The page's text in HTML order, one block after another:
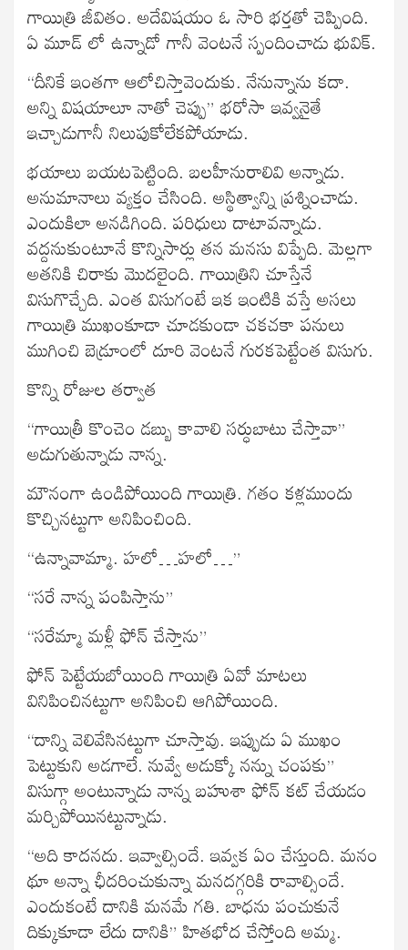
గాయిత్రి జీవితం. అదేవిషయం ఓ సారి భర్తతో చెప్పింది.
ఏ మూడ్ లో ఉన్నాడో గానీ వెంటనే స్పందించాడు భువిక్.
“దీనికే ఇంతగా ఆలోచిస్తావెందుకు. నేనున్నాను కదా.
అన్ని విషయాలూ నాతో చెప్పు” భరోసా ఇవ్వనైతే
ఇచ్చాడుగానీ నిలుపుకోలేకపోయాడు.
భయాలు బయటపెట్టింది. బలహీనురాలివి అన్నాడు.
అనుమానాలు వ్యక్తం చేసింది. అస్థిత్వాన్ని ప్రశ్నించాడు.
ఎందుకిలా అనడిగింది. పరిధులు దాటావన్నాడు.
వద్దనుకుంటూనే కొన్నిసార్లు తన మనసు విప్పేది. మెల్లగా
అతనికి చిరాకు మొదలైంది. గాయిత్రిని చూస్తేనే
విసుగొచ్చేది. ఎంత విసుగంటే ఇక ఇంటికి వస్తే అసలు
గాయిత్రి ముఖంకూడా చూడకుండా చకచకా పనులు
ముగించి బెడ్రూంలో దూరి వెంటనే గురకపెట్టేంత విసుగు.
కొన్ని రోజుల తర్వాత
“గాయిత్రీ కొంచెం డబ్బు కావాలి సర్ధుబాటు చేస్తావా”
అడుగుతున్నాడు నాన్న.
మౌనంగా ఉండిపోయింది గాయిత్రి. గతం కళ్లముందు
కొచ్చినట్టుగా అనిపించింది.
“ఉన్నావామ్మా. హలో…హలో…”
“సరే నాన్న పంపిస్తాను”
“సరేమ్మా మళ్లీ ఫోన్ చేస్తాను”
ఫోన్ పెట్టేయబోయింది గాయిత్రి ఏవో మాటలు
వినిపించినట్టుగా అనిపించి ఆగిపోయింది.
“దాన్ని వెలివేసినట్టుగా చూస్తావు. ఇప్పుడు ఏ ముఖం
పెట్టుకుని అడగాలే. నువ్వే అడుక్కో నన్ను చంపకు”
విసుగ్గా అంటున్నాడు నాన్న బహుశా ఫోన్ కట్ చేయడం
మర్చిపోయినట్టున్నాడు.
“అది కాదనదు. ఇవ్వాల్సిందే. ఇవ్వక ఏం చేస్తుంది. మనం
థూ అన్నా ఛీదరించుకున్నా మనదగ్గరికి రావాల్సిందే.
ఎందుకంటే దానికి మనమే గతి. బాధను పంచుకునే
దిక్కుకూడా లేదు దానికి” హితభోద చేస్తోంది అమ్మ.